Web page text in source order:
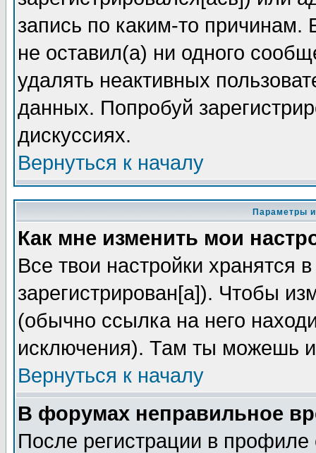
запись по каким-то причинам.
не оставил(а) ни одного
удалять неактивных
данных. Попробуй
дискуссиях.
Вернуться к началу
Параметры
Как мне изменить мои
Все твои настройки хранятся
зарегистрирован[а]). Чтобы
(обычно ссылка на него
исключения). Там ты можешь
Вернуться к началу
В форумах неправильное
После регистрации в